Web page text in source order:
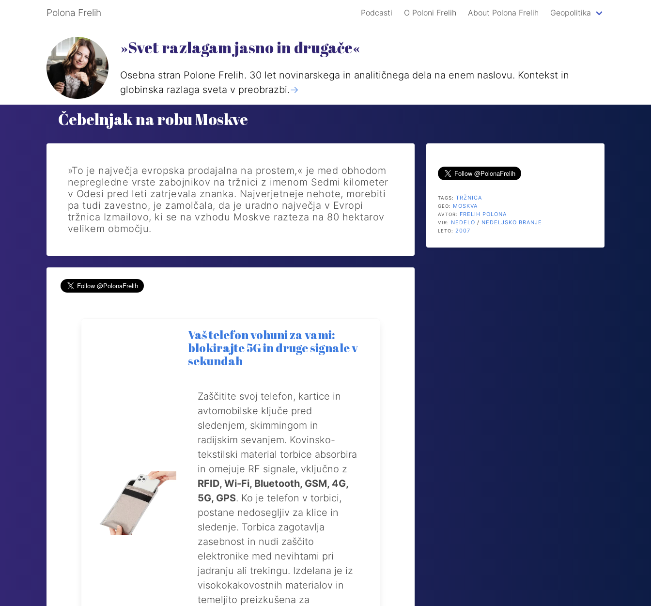
Polona Frelih Podcasti O Poloni Frelih About Polona Frelih Geopolitika
»Svet razlagam jasno in drugače«
Osebna stran Polone Frelih. 30 let novinarskega in analitičnega dela na enem naslovu. Kontekst in
globinska razlaga sveta v preobrazbi.->
Čebelnjak na robu Moskve
»To je največja evropska prodajalna na prostem,« je med obhodom
nepregledne vrste zabojnikov na tržnici z imenom Sedmi kilometer
v Odesi pred leti zatrjevala znanka. Najverjetneje nehote, morebiti
pa tudi zavestno, je zamolčala, da je uradno največja v Evropi
tržnica Izmailovo, ki se na vzhodu Moskve razteza na 80 hektarov
velikem območju.
Vaš telefon vohuni za vami:
blokirajte 5G in druge signale v
sekundah
Zaščitite svoj telefon, kartice in
avtomobilske ključe pred
sledenjem, skimmingom in
radijskim sevanjem. Kovinsko-
tekstilski material torbice absorbira
in omejuje RF signale, vključno z
RFID, Wi-Fi, Bluetooth, GSM, 4G,
5G, GPS. Ko je telefon v torbici,
postane nedosegljiv za klice in
sledenje. Torbica zagotavlja
zasebnost in nudi zaščito
elektronike med nevihtami pri
jadranju ali trekingu. Izdelana je iz
visokokakovostnih materialov in
temeljito preizkušena za
TAGS: TRŽNICA
GEO: MOSKVA
AVTOR: FRELIH POLONA
VIR: NEDELO / NEDELJSKO BRANJE
LETO: 2007